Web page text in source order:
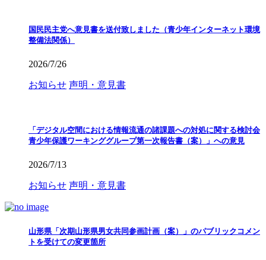
国民民主党へ意見書を送付致しました（青少年インターネット環境
整備法関係）
2026/7/26
お知らせ 声明・意見書
「デジタル空間における情報流通の諸課題への対処に関する検討会
青少年保護ワーキンググループ第一次報告書（案）」への意見
2026/7/13
お知らせ 声明・意見書
山形県「次期山形県男女共同参画計画（案）」のパブリックコメン
トを受けての変更箇所